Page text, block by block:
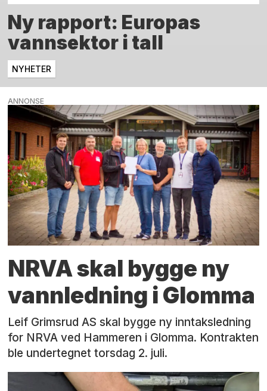
Ny rapport: Europas
vannsektor i tall
NYHETER
ANNONSE
NRVA skal bygge ny
vannledning i Glomma
Leif Grimsrud AS skal bygge ny inntaksledning
for NRVA ved Hammeren i Glomma. Kontrakten
ble undertegnet torsdag 2. juli.